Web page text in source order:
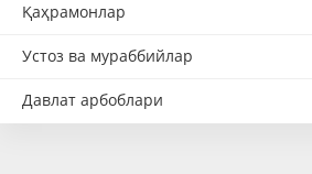
Қаҳрамонлар
Устоз ва мураббийлар
Давлат арбоблари